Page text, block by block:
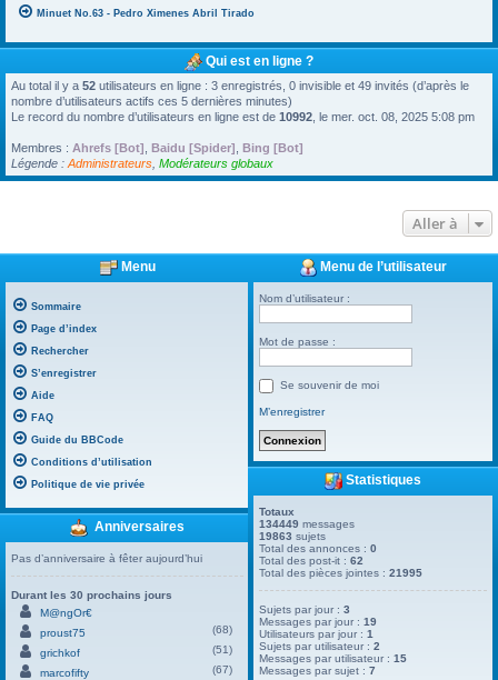
Minuet No.63 - Pedro Ximenes Abril Tirado
Qui est en ligne ?
Au total il y a 52 utilisateurs en ligne : 3 enregistrés, 0 invisible et 49 invités (d’après le
nombre d’utilisateurs actifs ces 5 dernières minutes)
Le record du nombre d’utilisateurs en ligne est de 10992 , le mer. oct. 08, 2025 5:08 pm
Membres : Ahrefs [Bot] Baidu [Spider] Bing [Bot]
Légende : Administrateurs Modérateurs globaux
Aller à
Menu
Sommaire
Page d’index
Rechercher
S’enregistrer
Aide
FAQ
Guide du BBCode
Conditions d’utilisation
Politique de vie privée
Anniversaires
Pas d’anniversaire à fêter aujourd’hui
Durant les 30 prochains jours
M@ngOr€
proust75
(68)
grichkof
(51)
marcofifty
(67)
Menu de l’utilisateur
Nom d’utilisateur :
Mot de passe :
Se souvenir de moi
M’enregistrer
Statistiques
Totaux
134449 messages
19863 sujets
Total des annonces :0
Total des post-it :62
Total des pièces jointes :21995
Sujets par jour :3
Messages par jour :19
Utilisateurs par jour :1
Sujets par utilisateur :2
Messages par utilisateur :15
Messages par sujet :7